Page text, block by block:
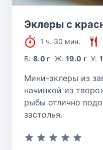
Эклеры с
1 ч. 30 мин.
Б:8.0 г Ж: 19.0 г У:
Мини-эклеры из
начинкой из
рыбы отлично
застолья.